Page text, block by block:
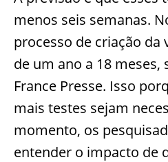
menos seis semanas.
processo de criação da
de um ano a 18 meses,
France Presse. Isso
mais testes sejam
momento, os
entender o impacto de